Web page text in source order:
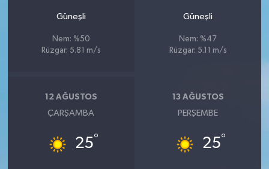
Güneşli
Nem: %50
Rüzgar: 5.81 m/s
Güneşli
Nem: %47
Rüzgar: 5.11 m/s
12 AĞUSTOS
ÇARŞAMBA
25°
13 AĞUSTOS
PERŞEMBE
25°